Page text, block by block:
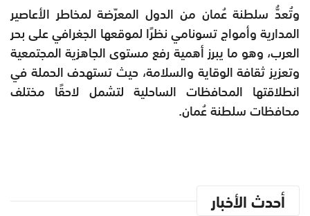
وتُعدُّ سلطنة عُمان من الدول المعرّضة لمخاطر الأعاصير
المدارية وأمواج تسونامي نظرًا لموقعها الجغرافي على بحر
العرب، وهو ما يبرز أهمية رفع مستوى الجاهزية المجتمعية
وتعزيز ثقافة الوقاية والسلامة، حيث تستهدف الحملة في
انطلاقتها المحافظات الساحلية لتشمل لاحقًا مختلف
محافظات سلطنة عُمان.
أحدث الأخبار